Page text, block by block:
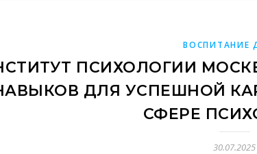
ВОСПИТАНИЕ
ПСИХОЛОГИИ
ДЛЯ УСПЕШНОЙ
СФЕРЕ
30.07.2025